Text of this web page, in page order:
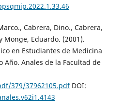
Cabrera, Dino., Cabrera,
Monge, Eduardo. (2001).
en Estudiantes de Medicina
Año. Anales de la Facultad de
379/37962105.pdfDOI: